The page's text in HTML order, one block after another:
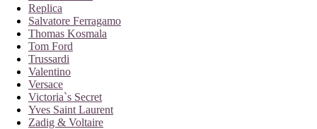
Replica
Salvatore Ferragamo
Thomas Kosmala
Tom Ford
Trussardi
Valentino
Versace
Victoria`s Secret
Yves Saint Laurent
Zadig & Voltaire